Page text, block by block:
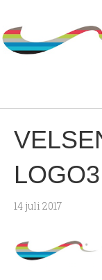
LOGO3
14 juli 2017